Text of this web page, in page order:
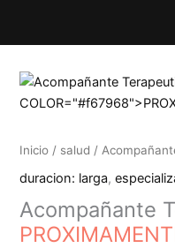
Inicio / salud /
duracion: larga,
Acompañante
Acompañante
Terapeutico
cantidad